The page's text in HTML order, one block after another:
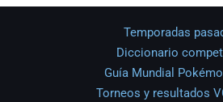
Temporadas
Diccionario
Guía Mundial
Torneos y resultados